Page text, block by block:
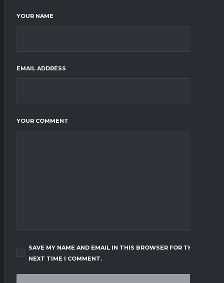
YOUR NAME
EMAIL ADDRESS
YOUR COMMENT
SAVE MY NAME AND EMAIL IN THIS BROWSER FOR THE
NEXT TIME I COMMENT.